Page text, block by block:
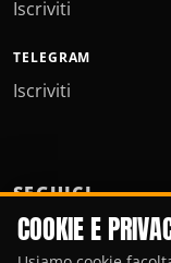
Iscriviti
TELEGRAM
Iscriviti
SEGUICI
COOKIE E